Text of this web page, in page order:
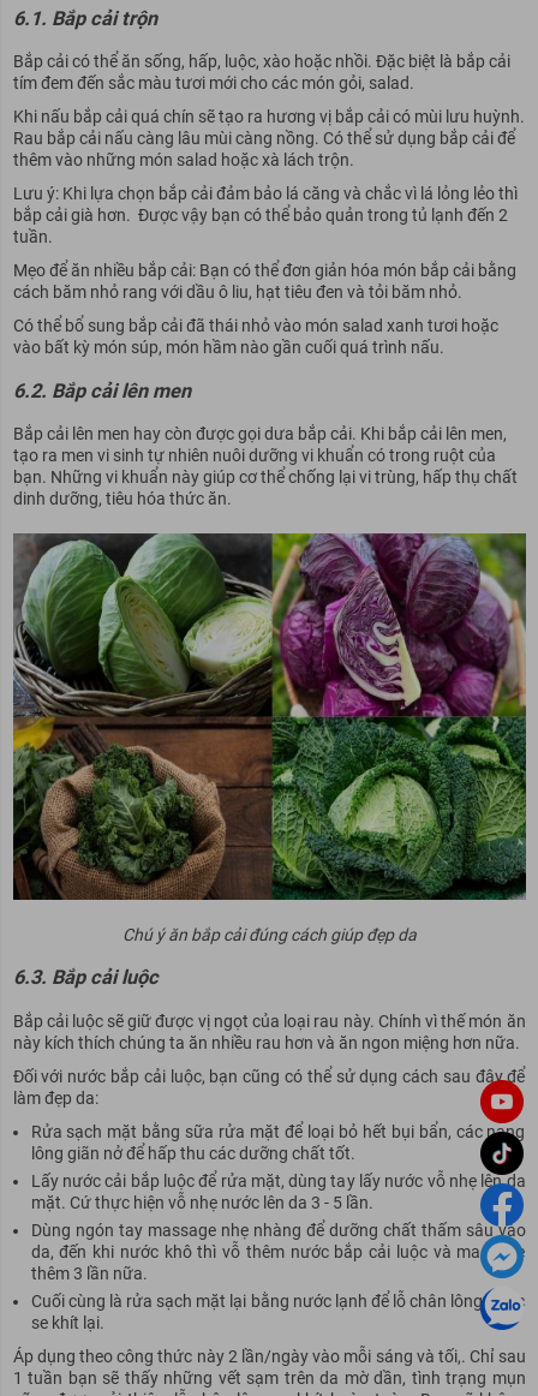
6.1. Bắp cải trộn
Bắp cải có thể ăn sống, hấp, luộc, xào hoặc nhồi. Đặc biệt là bắp cải
tím đem đến sắc màu tươi mới cho các món gỏi, salad.
Khi nấu bắp cải quá chín sẽ tạo ra hương vị bắp cải có mùi lưu huỳnh.
Rau bắp cải nấu càng lâu mùi càng nồng. Có thể sử dụng bắp cải để
thêm vào những món salad hoặc xà lách trộn.
Lưu ý: Khi lựa chọn bắp cải đảm bảo lá căng và chắc vì lá lỏng lẻo thì
bắp cải già hơn. Được vậy bạn có thể bảo quản trong tủ lạnh đến 2
tuần.
Mẹo để ăn nhiều bắp cải: Bạn có thể đơn giản hóa món bắp cải bằng
cách băm nhỏ rang với dầu ô liu, hạt tiêu đen và tỏi băm nhỏ.
Có thể bổ sung bắp cải đã thái nhỏ vào món salad xanh tươi hoặc
vào bất kỳ món súp, món hầm nào gần cuối quá trình nấu.
6.2. Bắp cải lên men
Bắp cải lên men hay còn được gọi dưa bắp cải. Khi bắp cải lên men,
tạo ra men vi sinh tự nhiên nuôi dưỡng vi khuẩn có trong ruột của
bạn. Những vi khuẩn này giúp cơ thể chống lại vi trùng, hấp thụ chất
dinh dưỡng, tiêu hóa thức ăn.
Chú ý ăn bắp cải đúng cách giúp đẹp da
6.3. Bắp cải luộc
Bắp cải luộc sẽ giữ được vị ngọt của loại rau này. Chính vì thế món ăn
này kích thích chúng ta ăn nhiều rau hơn và ăn ngon miệng hơn nữa.
Đối với nước bắp cải luộc, bạn cũng có thể sử dụng cách sau đây để
làm đẹp da:
Rửa sạch mặt bằng sữa rửa mặt để loại bỏ hết bụi bẩn, các nang
lông giãn nở để hấp thu các dưỡng chất tốt.
Lấy nước cải bắp luộc để rửa mặt, dùng tay lấy nước vỗ nhẹ lên da
mặt. Cứ thực hiện vỗ nhẹ nước lên da 3 - 5 lần.
Dùng ngón tay massage nhẹ nhàng để dưỡng chất thấm sâu vào
da, đến khi nước khô thì vỗ thêm nước bắp cải luộc và massage
thêm 3 lần nữa.
Cuối cùng là rửa sạch mặt lại bằng nước lạnh để lỗ chân lông được
se khít lại.
Áp dụng theo công thức này 2 lần/ngày vào mỗi sáng và tối,. Chỉ sau
1 tuần bạn sẽ thấy những vết sạm trên da mờ dần, tình trạng mụn